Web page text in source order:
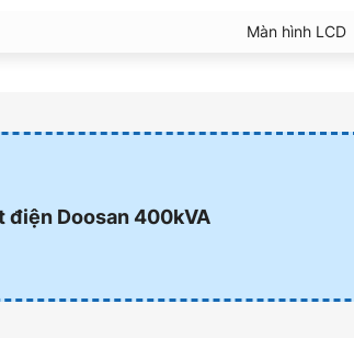
Màn hình LCD
điện Doosan 400kVA